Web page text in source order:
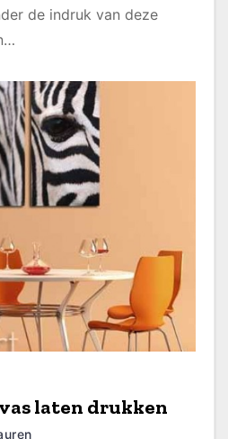
de indruk van deze
laten drukken